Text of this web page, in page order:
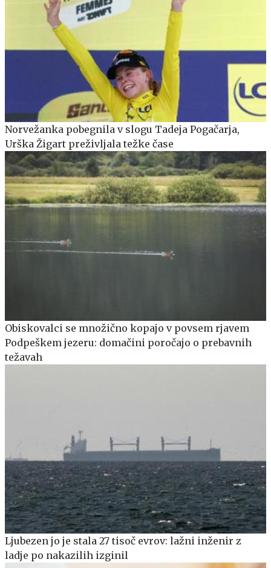
Norvežanka pobegnila v slogu Tadeja Pogačarja,
Urška Žigart preživljala težke čase
Obiskovalci se množično kopajo v povsem rjavem
Podpeškem jezeru: domačini poročajo o prebavnih
težavah
Ljubezen jo je stala 27 tisoč evrov: lažni inženir z
ladje po nakazilih izginil